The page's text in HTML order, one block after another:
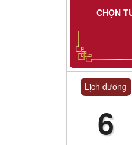
CHỌN
Lịch dương
6